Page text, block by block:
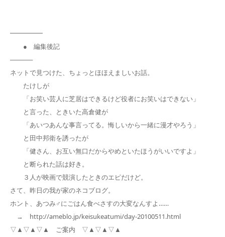
━━━━━
● 編集後記
─────
ネットで見つけた、ちょっとほほえましいお話。
たけしが
「お笑い芸人に芝居はできるけど役者にお笑いはできない」
と言った、ときいた高倉健が
「あいつあんな事言ってる。悔しいから一緒に漫才やろう」
と田中邦衛を誘ったが
「健さん、お互い無口だからやめといたほうがいいですよ」
と断られた話は好き。
３人が映画で競演したときのエピだけど。
さて、昨日の我が家のネコブログ。
ホント、あつみ♂にごはん食べさすの大変なんすよ……
→ http://ameblo.jp/keisukeatumi/day-20100511.html
▽▲▽▲▽▲ ご案内 ▽▲▽▲▽▲